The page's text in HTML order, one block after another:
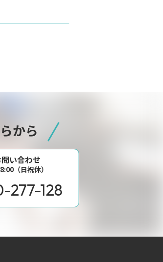
から
い合わせ
（日祝休）
277-128